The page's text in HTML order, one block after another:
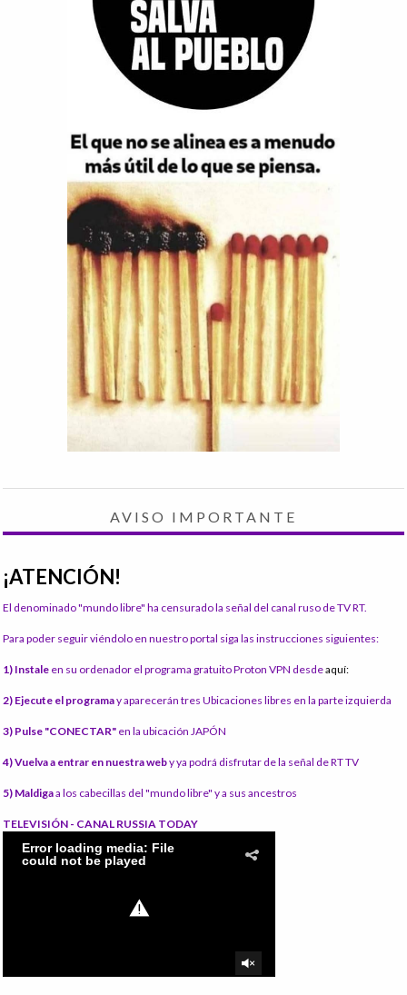
AVISO IMPORTANTE
¡ATENCIÓN!
El denominado "mundo libre" ha censurado la señal del canal ruso de TV RT.
Para poder seguir viéndolo en nuestro portal siga las instrucciones siguientes:
1) Instale en su ordenador el programa gratuito Proton VPN desdeaquí:
2) Ejecute el programay aparecerán tres Ubicaciones libres en la parte izquierda
3) Pulse "CONECTAR" en la ubicación JAPÓN
4) Vuelva a entrar en nuestra weby ya podrá disfrutar de la señal de RT TV
5) Maldigaa los cabecillas del "mundo libre" y a sus ancestros
TELEVISIÓN - CANAL RUSSIA TODAY